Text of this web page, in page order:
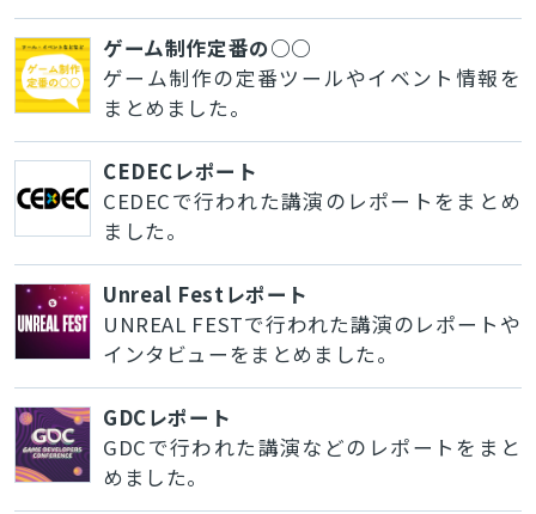
ゲーム制作定番の○○
ゲーム制作の定番ツールやイベント情報を
まとめました。
CEDECレポート
CEDECで行われた講演のレポートをまとめ
ました。
Unreal Festレポート
UNREAL FESTで行われた講演のレポートや
インタビューをまとめました。
GDCレポート
GDCで行われた講演などのレポートをまと
めました。